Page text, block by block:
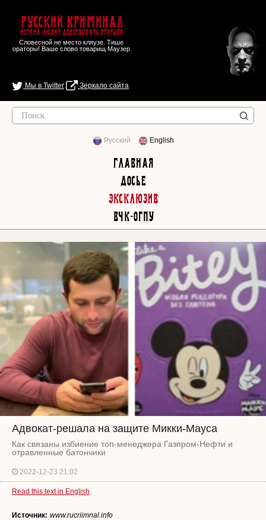
Русский Криминал
Истина любит действовать открыто
Словесной не место кляузе. Тише
ораторы! Ваше слово товарищ Маузер
Мы в Twitter Зеркало сайта
Русский English
Главная
Досье
Эксклюзив
ВЧК-ОГПУ
Адвокат-решала на защите Микки-Мауса
Как связаны избиение топ-менеджера Газпром-Нефти и
отравленные батончики
2022-12-23 21:02
Read this text in English
Источник: www.rucriimnal.info